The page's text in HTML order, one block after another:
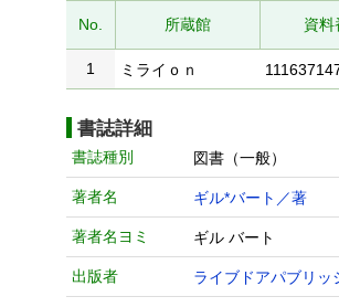
No. 所蔵館 資料
1 ミライｏｎ
書誌詳細
書誌種別 図書（一般）
著者名 ギル*バート／著
著者名ヨミ ギル バート
出版者 ライブドアパブリッ